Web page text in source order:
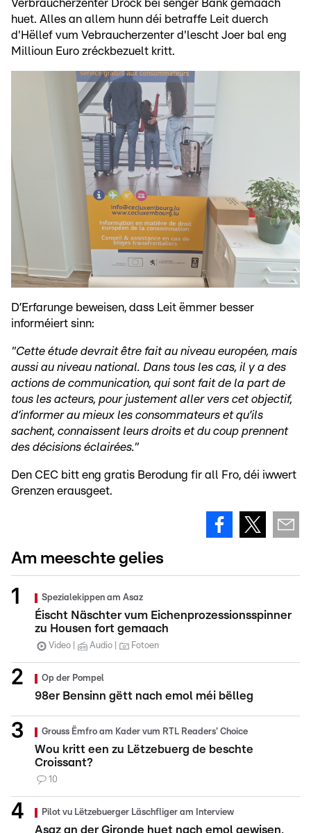
Verbraucherzenter Drock bei senger Bank gemaach
huet. Alles an allem hunn déi betraffe Leit duerch
d'Hëllef vum Vebraucherzenter d'lescht Joer bal eng
Millioun Euro zréckbezuelt kritt.
D’Erfarunge beweisen, dass Leit ëmmer besser
informéiert sinn:
"Cette étude devrait être fait au niveau européen, mais
aussi au niveau national. Dans tous les cas, il y a des
actions de communication, qui sont fait de la part de
tous les acteurs, pour justement aller vers cet objectif,
d’informer au mieux les consommateurs et qu’ils
sachent, connaissent leurs droits et du coup prennent
des décisions éclairées."
Den CEC bitt eng gratis Berodung fir all Fro, déi iwwert
Grenzen erausgeet.
Am meeschte gelies
Spezialekippen am Asaz
Éischt Näschter vum Eichenprozessionsspinner
zu Housen fort gemaach
Video Audio Fotoen
Op der Pompel
98er Bensinn gëtt nach emol méi bëlleg
Grouss Ëmfro am Kader vum RTL Readers' Choice
Wou kritt een zu Lëtzebuerg de beschte
Croissant?
10
Pilot vu Lëtzebuerger Läschfliger am Interview
Asaz an der Gironde huet nach emol gewisen,